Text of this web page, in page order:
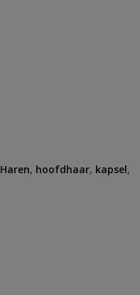
Haren, hoofdhaar, kapsel,